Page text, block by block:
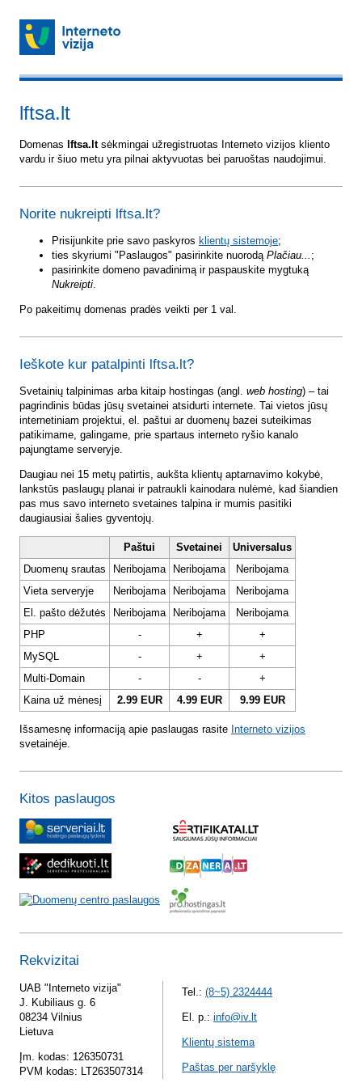
lftsa.lt
Domenas lftsa.ltsėkmingai užregistruotas Interneto vizijos kliento
vardu ir šiuo metu yra pilnai aktyvuotas bei paruoštas naudojimui.
Norite nukreipti lftsa.lt?
Prisijunkite prie savo paskyros klientų sistemoje;
ties skyriumi "Paslaugos" pasirinkite nuorodą Plačiau... ;
pasirinkite domeno pavadinimą ir paspauskite mygtuką
Nukreipti.
Po pakeitimų domenas pradės veikti per 1 val.
Ieškote kur patalpinti lftsa.lt?
Svetainių talpinimas arba kitaip hostingas (angl. web hosting) – tai
pagrindinis būdas jūsų svetainei atsidurti internete. Tai vietos jūsų
internetiniam projektui, el. paštui ar duomenų bazei suteikimas
patikimame, galingame, prie spartaus interneto ryšio kanalo
pajungtame serveryje.
Daugiau nei 15 metų patirtis, aukšta klientų aptarnavimo kokybė,
lankstūs paslaugų planai ir patraukli kainodara nulėmė, kad šiandien
pas mus savo interneto svetaines talpina ir mumis pasitiki
daugiausiai šalies gyventojų.
Paštui Svetainei
Universalus
Duomenų srautas
Neribojama Neribojama
Neribojama
Vieta serveryje
Neribojama Neribojama
Neribojama
El. pašto dėžutės
Neribojama Neribojama
Neribojama
PHP
- +
+
MySQL
- +
+
Multi-Domain
- -
+
Kaina už mėnesį
2.99 EUR 4.99 EUR 9.99 EUR
Išsamesnę informaciją apie paslaugas rasite Interneto vizijos
svetainėje.
Kitos paslaugos
Rekvizitai
UAB "Interneto vizija"
J. Kubiliaus g. 6
08234 Vilnius
Lietuva
Įm. kodas: 126350731
PVM kodas: LT263507314
Tel.: (8~5) 2324444
El. p.: info@iv.lt
Klientų sistema
Paštas per naršyklę